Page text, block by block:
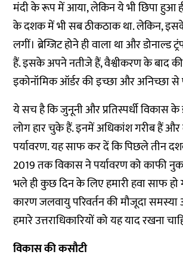
मंदी के रूप में आया, लेकिन ये भी छिपा हुआ
के दशक में भी सब ठीकठाक था. लेकिन,
लगीं। ब्रेग्जिट होने ही वाला था और डोनाल्ड
हैं. इसके अपने नतीजे हैं, वैश्वीकरण के बाद
इकोनॉमिक ऑर्डर की इच्छा और अनिच्छा से
ये सच है कि जुनूनी और प्रतिस्पर्धी विकास
लोग हार चुके हैं. इनमें अधिकांश गरीब हैं और
पर्यावरण. यह साफ कर दें कि पिछले तीन
2019 तक विकास ने पर्यावरण को काफी
भले ही कुछ दिन के लिए हमारी हवा साफ हो
कारण जलवायु परिवर्तन की मौजूदा समस्या
हमारे उत्तराधिकारियों को यह याद रखना
विकास की कसौटी